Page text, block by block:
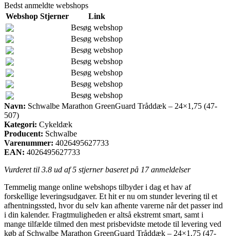
Bedst anmeldte webshops
Webshop Stjerner
Link
Besøg webshop
Besøg webshop
Besøg webshop
Besøg webshop
Besøg webshop
Besøg webshop
Besøg webshop
Navn: Schwalbe Marathon GreenGuard Tråddæk – 24×1,75 (47-
507)
Kategori: Cykeldæk
Producent: Schwalbe
Varenummer: 4026495627733
EAN: 4026495627733
Vurderet til 3.8 ud af 5 stjerner baseret på 17anmeldelser
Temmelig mange online webshops tilbyder i dag et hav af
forskellige leveringsudgaver. Et hit er nu om stunder levering til et
afhentningssted, hvor du selv kan afhente varerne når det passer ind
i din kalender. Fragtmuligheden er altså ekstremt smart, samt i
mange tilfælde tilmed den mest prisbevidste metode til levering ved
køb af Schwalbe Marathon GreenGuard Tråddæk – 24×1,75 (47-